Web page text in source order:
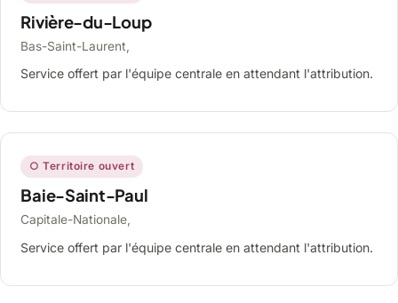
Rivière-du-Loup
Bas-Saint-Laurent,
Service offert par l'équipe centrale en attendant l'attribution.
○ Territoire ouvert
Baie-Saint-Paul
Capitale-Nationale,
Service offert par l'équipe centrale en attendant l'attribution.